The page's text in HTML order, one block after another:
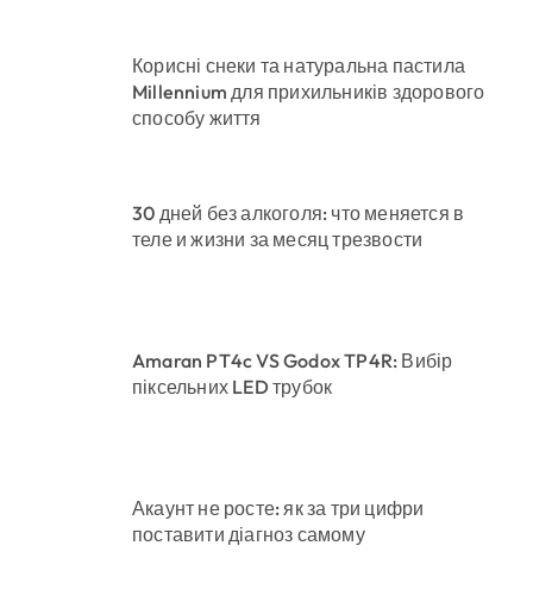
Корисні снеки та натуральна пастила
Millennium для прихильників здорового
способу життя
30 дней без алкоголя: что меняется в
теле и жизни за месяц трезвости
Amaran PT4c VS Godox TP4R: Вибір
піксельних LED трубок
Акаунт не росте: як за три цифри
поставити діагноз самому